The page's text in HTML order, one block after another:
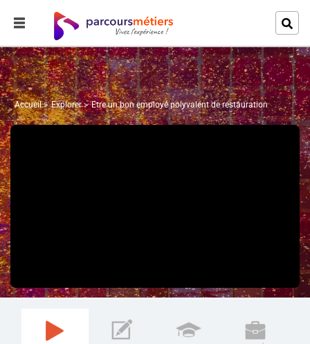
Accueil Explorer Etre un bon employé polyvalent de restauration